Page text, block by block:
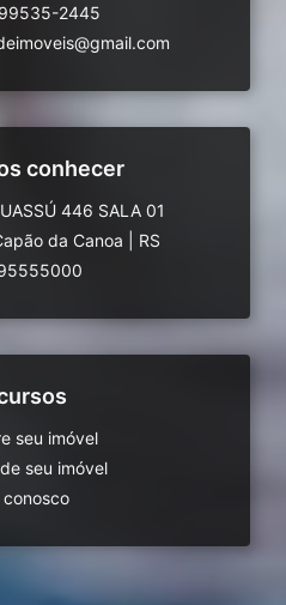
2445
conhecer
446 SALA 01
da Canoa
RS
seu imóvel
seu imóvel
conosco